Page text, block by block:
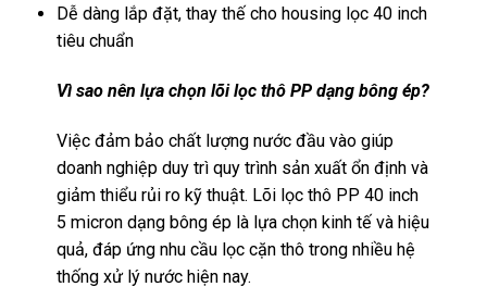
Dễ dàng lắp đặt, thay thế cho housing lọc 40 inch
tiêu chuẩn
Vì sao nên lựa chọn lõi lọc thô PP dạng bông ép?
Việc đảm bảo chất lượng nước đầu vào giúp
doanh nghiệp duy trì quy trình sản xuất ổn định và
giảm thiểu rủi ro kỹ thuật. Lõi lọc thô PP 40 inch
5 micron dạng bông ép là lựa chọn kinh tế và hiệu
quả, đáp ứng nhu cầu lọc cặn thô trong nhiều hệ
thống xử lý nước hiện nay.